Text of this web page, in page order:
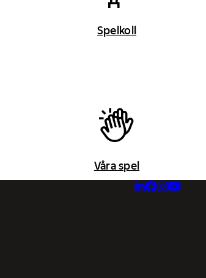
Spelkoll
Våra spel